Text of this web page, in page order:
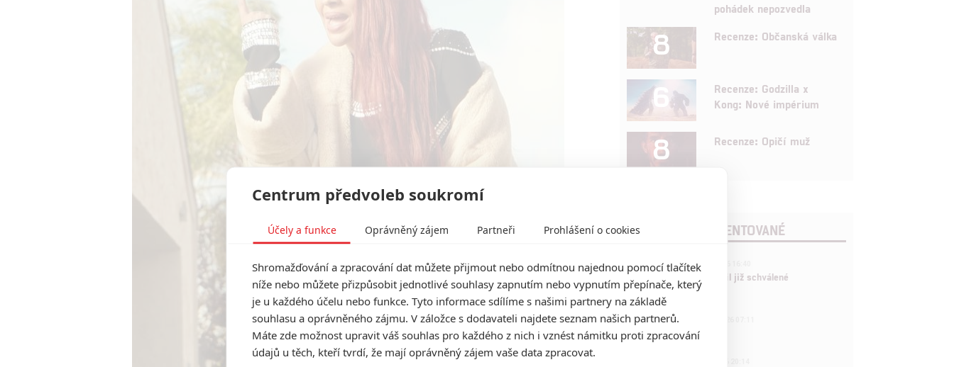
pohádek nepozvedla
8 Recenze: Občanská válka
6
Recenze: Godzilla x
Kong: Nové impérium
8 Recenze: Opičí muž
POSLEDNÍ KOMENTOVANÉ
ČLÁNEK | 01.08.2026 16:40
Marvel nečekaně zrušil již schválené
pokračování
433FILM | 01.08.2026 07:11
拆彈專家
Centrum předvoleb soukromí
Účely a funkce Oprávněný zájem Partneři Prohlášení o cookies
Shromažďování a zpracování dat můžete přijmout nebo odmítnou najednou pomocí tlačítek
níže nebo můžete přizpůsobit jednotlivé souhlasy zapnutím nebo vypnutím přepínače, který
je u každého účelu nebo funkce. Tyto informace sdílíme s našimi partnery na základě
souhlasu a oprávněného zájmu. V záložce s dodavateli najdete seznam našich partnerů.
Máte zde možnost upravit váš souhlas pro každého z nich i vznést námitku proti zpracování
údajů u těch, kteří tvrdí, že mají oprávněný zájem vaše data zpracovat.